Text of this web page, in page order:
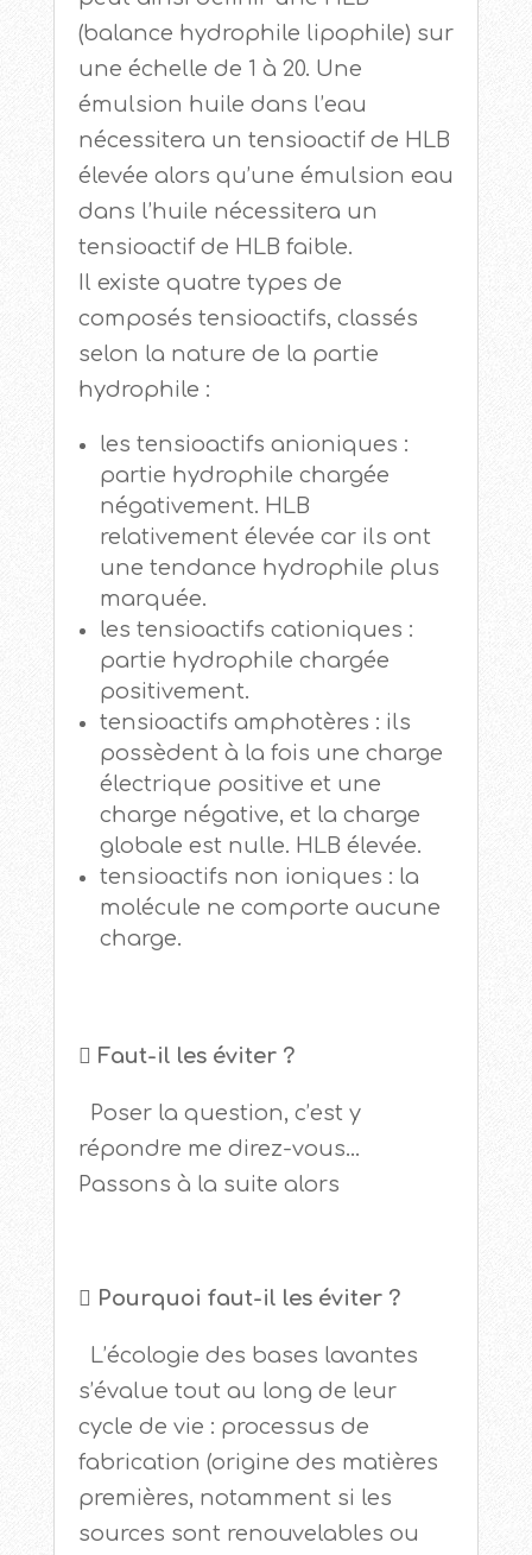
(balance hydrophile lipophile) sur
une échelle de 1 à 20. Une
émulsion huile dans l’eau
nécessitera un tensioactif de HLB
élevée alors qu’une émulsion eau
dans l’huile nécessitera un
tensioactif de HLB faible.
Il existe quatre types de
composés tensioactifs, classés
selon la nature de la partie
hydrophile :
les tensioactifs anioniques :
partie hydrophile chargée
négativement. HLB
relativement élevée car ils ont
une tendance hydrophile plus
marquée.
les tensioactifs cationiques :
partie hydrophile chargée
positivement.
tensioactifs amphotères : ils
possèdent à la fois une charge
électrique positive et une
charge négative, et la charge
globale est nulle. HLB élevée.
tensioactifs non ioniques : la
molécule ne comporte aucune
charge.
 Faut-il les éviter ?
Poser la question, c’est y
répondre me direz-vous…
Passons à la suite alors
 Pourquoi faut-il les éviter ?
L’écologie des bases lavantes
s’évalue tout au long de leur
cycle de vie : processus de
fabrication (origine des matières
premières, notamment si les
sources sont renouvelables ou